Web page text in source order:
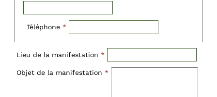
Téléphone *
Lieu de la manifestation *
Objet de la manifestation *